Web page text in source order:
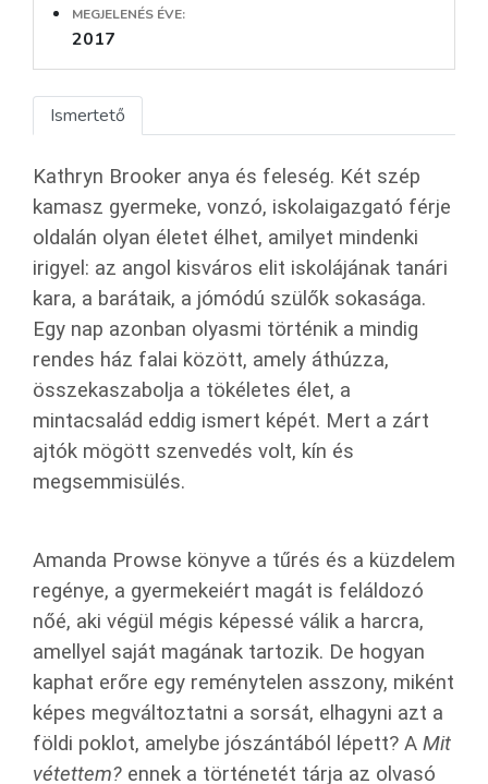
MEGJELENÉS ÉVE:
2017
Ismertető
Kathryn Brooker anya és feleség. Két szép
kamasz gyermeke, vonzó, iskolaigazgató férje
oldalán olyan életet élhet, amilyet mindenki
irigyel: az angol kisváros elit iskolájának tanári
kara, a barátaik, a jómódú szülők sokasága.
Egy nap azonban olyasmi történik a mindig
rendes ház falai között, amely áthúzza,
összekaszabolja a tökéletes élet, a
mintacsalád eddig ismert képét. Mert a zárt
ajtók mögött szenvedés volt, kín és
megsemmisülés.
Amanda Prowse könyve a tűrés és a küzdelem
regénye, a gyermekeiért magát is feláldozó
nőé, aki végül mégis képessé válik a harcra,
amellyel saját magának tartozik. De hogyan
kaphat erőre egy reménytelen asszony, miként
képes megváltoztatni a sorsát, elhagyni azt a
földi poklot, amelybe jószántából lépett? A Mit
vétettem? ennek a történetét tárja az olvasó